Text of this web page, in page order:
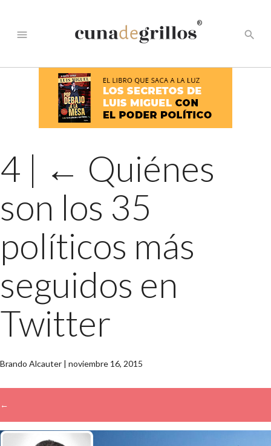
menu
®
search
4 | ← Quiénes
son los 35
políticos más
seguidos en
Twitter
Brando Alcauter | noviembre 16, 2015
←
→